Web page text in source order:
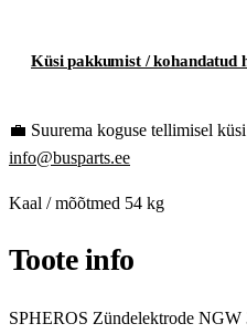
Küsi pakkumist / kohandatud
💼 Suurema koguse tellimisel
info@busparts.ee
Kaal / mõõtmed 54 kg
Toote info
SPHEROS Zündelektrode